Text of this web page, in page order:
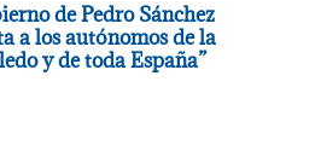
de Pedro Sánchez
a los autónomos de la
y de toda España”